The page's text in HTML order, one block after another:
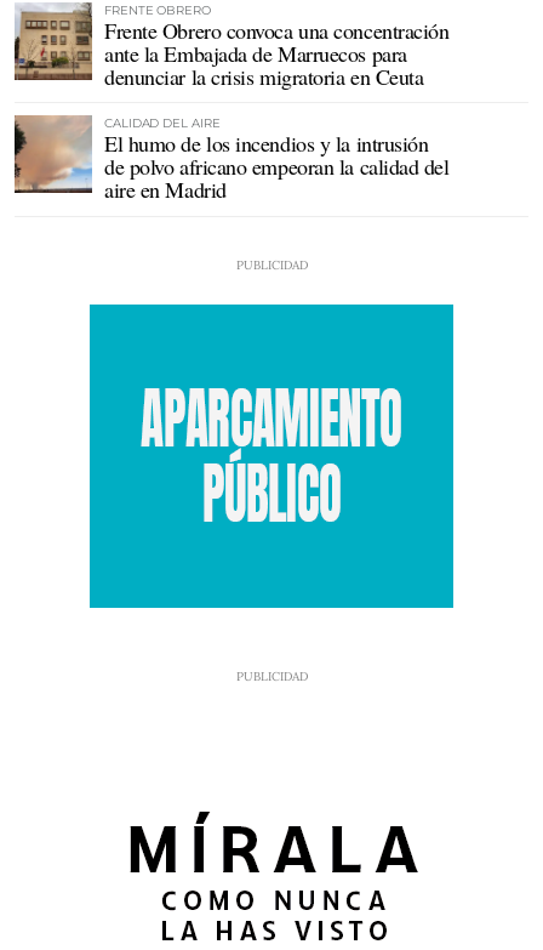
FRENTE OBRERO
Frente Obrero convoca una concentración
ante la Embajada de Marruecos para
denunciar la crisis migratoria en Ceuta
CALIDAD DEL AIRE
El humo de los incendios y la intrusión
de polvo africano empeoran la calidad del
aire en Madrid